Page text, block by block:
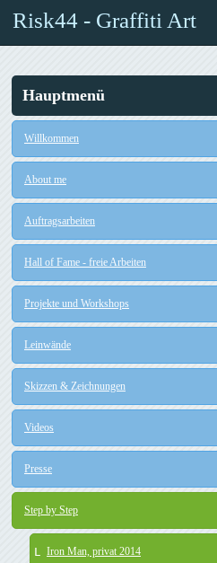
Risk44 - Graffiti Art
Hauptmenü
Willkommen
About me
Auftragsarbeiten
Hall of Fame - freie Arbeiten
Projekte und Workshops
Leinwände
Skizzen & Zeichnungen
Videos
Presse
Step by Step
Iron Man, privat 2014